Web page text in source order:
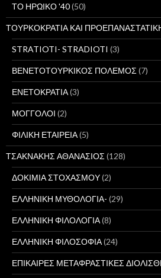
ΤΟ ΗΡΩΙΚΟ '40(50)
ΤΟΥΡΚΟΚΡΑΤΙΑ ΚΑΙ
STRATIOTI- STRADIOTI (3)
ΒΕΝΕΤΟΤΟΥΡΚΙΚΟΣ ΠΟΛΕΜΟΣ (7)
ΕΝΕΤΟΚΡΑΤΙΑ(3)
ΜΟΓΓΟΛΟΙ (2)
ΦΙΛΙΚΗ ΕΤΑΙΡΕΙΑ(5)
ΤΣΑΚΝΑΚΗΣ ΑΘΑΝΑΣΙΟΣ (128)
ΔΟΚΙΜΙΑ ΣΤΟΧΑΣΜΟΥ(2)
ΕΛΛΗΝΙΚΗ ΜΥΘΟΛΟΓΙΑ- (29)
ΕΛΛΗΝΙΚΗ ΦΙΛΟΛΟΓΙΑ(8)
ΕΛΛΗΝΙΚΗ ΦΙΛΟΣΟΦΙΑ(24)
ΕΠΙΚΑΙΡΕΣ ΜΕΤΑΦΡΑΣΤΙΚΕΣ